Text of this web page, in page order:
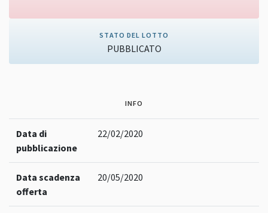
STATO DEL LOTTO
PUBBLICATO
INFO
Data di
pubblicazione
22/02/2020
Data scadenza
offerta
20/05/2020